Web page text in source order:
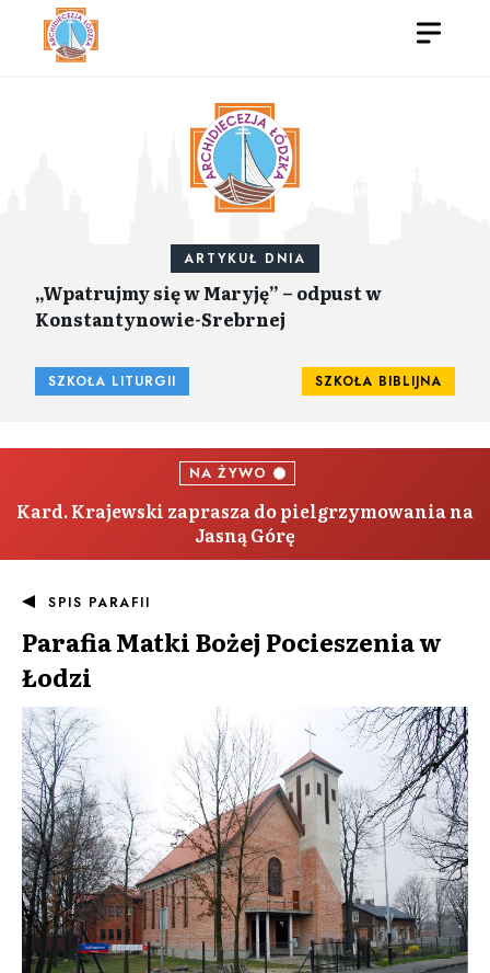
ARTYKUŁ DNIA
„Wpatrujmy się w Maryję” – odpust w
Konstantynowie-Srebrnej
SZKOŁA LITURGII SZKOŁA BIBLIJNA
NA ŻYWO
Kard. Krajewski zaprasza do pielgrzymowania na
Jasną Górę
SPIS PARAFII
ParafiaMatki Bożej Pocieszenia w
Łodzi